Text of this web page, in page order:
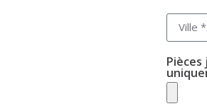
Pièces